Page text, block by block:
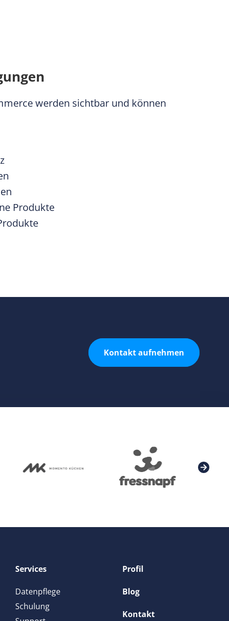
werden sichtbar und können
Produkte
Kontakt aufnehmen
Services
Datenpflege
Schulung
Profil
Blog
Kontakt